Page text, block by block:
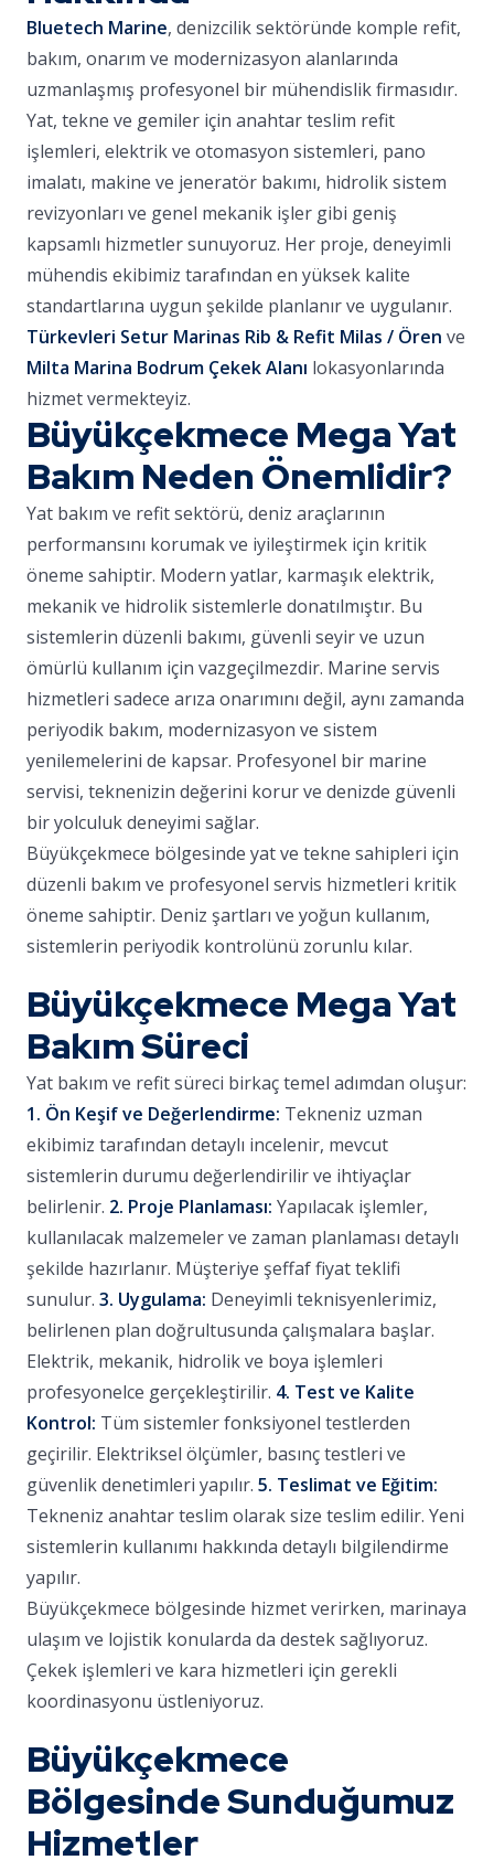
Bluetech Marine, denizcilik sektöründe komple refit,
bakım, onarım ve modernizasyon alanlarında
uzmanlaşmış profesyonel bir mühendislik firmasıdır.
Yat, tekne ve gemiler için anahtar teslim refit
işlemleri, elektrik ve otomasyon sistemleri, pano
imalatı, makine ve jeneratör bakımı, hidrolik sistem
revizyonları ve genel mekanik işler gibi geniş
kapsamlı hizmetler sunuyoruz. Her proje, deneyimli
mühendis ekibimiz tarafından en yüksek kalite
standartlarına uygun şekilde planlanır ve uygulanır.
Türkevleri Setur Marinas Rib & Refit Milas / Ören ve
Milta Marina Bodrum Çekek Alanı lokasyonlarında
hizmet vermekteyiz.
Büyükçekmece Mega Yat
Bakım Neden Önemlidir?
Yat bakım ve refit sektörü, deniz araçlarının
performansını korumak ve iyileştirmek için kritik
öneme sahiptir. Modern yatlar, karmaşık elektrik,
mekanik ve hidrolik sistemlerle donatılmıştır. Bu
sistemlerin düzenli bakımı, güvenli seyir ve uzun
ömürlü kullanım için vazgeçilmezdir. Marine servis
hizmetleri sadece arıza onarımını değil, aynı zamanda
periyodik bakım, modernizasyon ve sistem
yenilemelerini de kapsar. Profesyonel bir marine
servisi, teknenizin değerini korur ve denizde güvenli
bir yolculuk deneyimi sağlar.
Büyükçekmece bölgesinde yat ve tekne sahipleri için
düzenli bakım ve profesyonel servis hizmetleri kritik
öneme sahiptir. Deniz şartları ve yoğun kullanım,
sistemlerin periyodik kontrolünü zorunlu kılar.
Büyükçekmece Mega Yat
Bakım Süreci
Yat bakım ve refit süreci birkaç temel adımdan oluşur:
1. Ön Keşif ve Değerlendirme: Tekneniz uzman
ekibimiz tarafından detaylı incelenir, mevcut
sistemlerin durumu değerlendirilir ve ihtiyaçlar
belirlenir. 2. Proje Planlaması: Yapılacak işlemler,
kullanılacak malzemeler ve zaman planlaması detaylı
şekilde hazırlanır. Müşteriye şeffaf fiyat teklifi
sunulur. 3. Uygulama: Deneyimli teknisyenlerimiz,
belirlenen plan doğrultusunda çalışmalara başlar.
Elektrik, mekanik, hidrolik ve boya işlemleri
profesyonelce gerçekleştirilir. 4. Test ve Kalite
Kontrol: Tüm sistemler fonksiyonel testlerden
geçirilir. Elektriksel ölçümler, basınç testleri ve
güvenlik denetimleri yapılır. 5. Teslimat ve Eğitim:
Tekneniz anahtar teslim olarak size teslim edilir. Yeni
sistemlerin kullanımı hakkında detaylı bilgilendirme
yapılır.
Büyükçekmece bölgesinde hizmet verirken, marinaya
ulaşım ve lojistik konularda da destek sağlıyoruz.
Çekek işlemleri ve kara hizmetleri için gerekli
koordinasyonu üstleniyoruz.
Büyükçekmece
Bölgesinde Sunduğumuz
Hizmetler